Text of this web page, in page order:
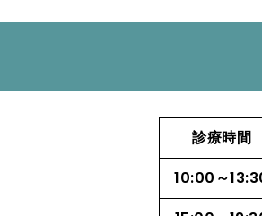
診療時間
10:00～